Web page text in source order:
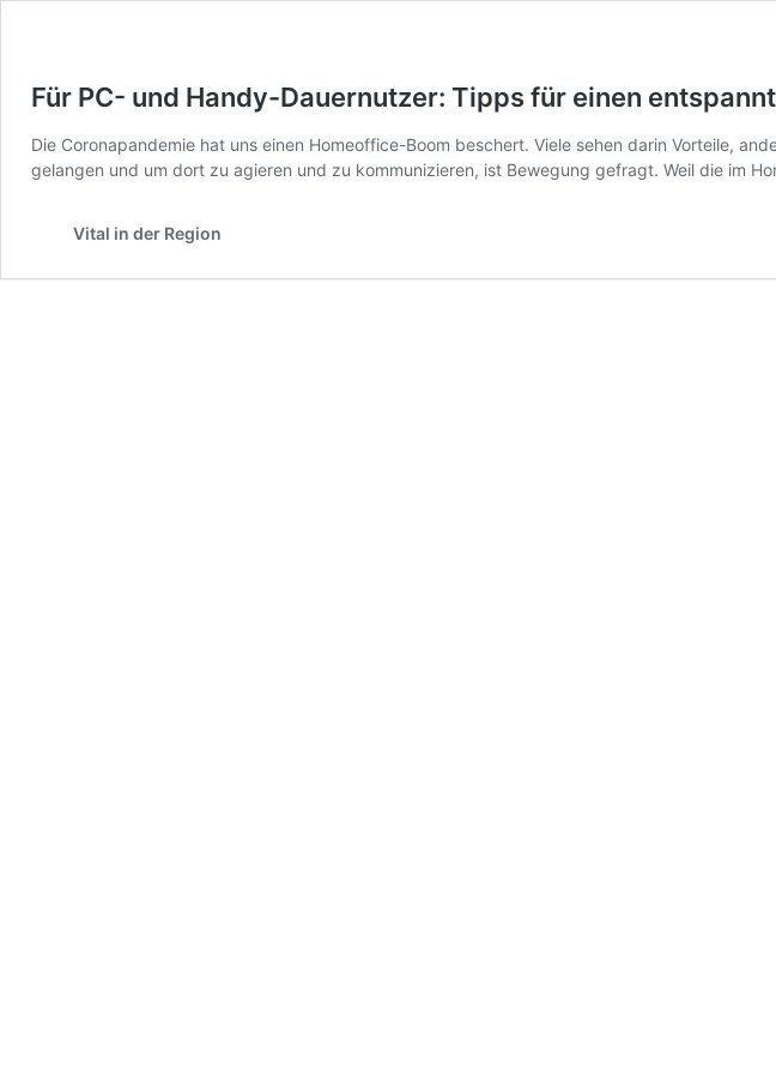
Für PC- und Handy-Dauernutzer: Tipps für einen
Die Coronapandemie hat uns einen Homeoffice-Boom beschert. Viele sehen darin Vorteile,
gelangen und um dort zu agieren und zu kommunizieren, ist Bewegung gefragt. Weil die im
Vital in der Region